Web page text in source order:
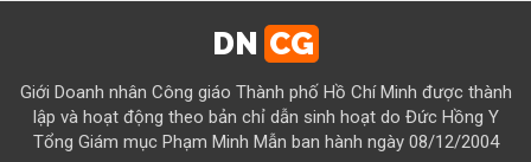
Chúc mừng bổn mạng Chị Maria Nguyễn Tuấn Đông Quân 15/08
Chúc mừng bổn mạng Chị Maria Lâm Thanh Trúc 15/08
Chúc mừng bổn mạng Chị Maria Từ Ngọc Phụng 15/08
DN CG
Giới Doanh nhân Công giáo Thành phố Hồ Chí Minh được thành
lập và hoạt động theo bản chỉ dẫn sinh hoạt do Đức Hồng Y
Tổng Giám mục Phạm Minh Mẫn ban hành ngày 08/12/2004